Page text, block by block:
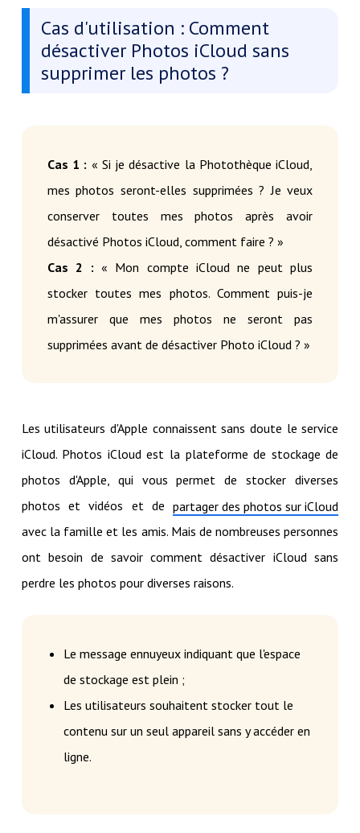
Cas d'utilisation : Comment
désactiver Photos iCloud sans
supprimer les photos ?
Cas 1 : « Si je désactive la Photothèque iCloud,
mes photos seront-elles supprimées ? Je veux
conserver toutes mes photos après avoir
désactivé Photos iCloud, comment faire ? »
Cas 2 : « Mon compte iCloud ne peut plus
stocker toutes mes photos. Comment puis-je
m'assurer que mes photos ne seront pas
supprimées avant de désactiver Photo iCloud ? »
Les utilisateurs d'Apple connaissent sans doute le service
iCloud. Photos iCloud est la plateforme de stockage de
photos d'Apple, qui vous permet de stocker diverses
photos et vidéos et departager des photos sur iCloud
avec la famille et les amis. Mais de nombreuses personnes
ont besoin de savoir comment désactiver iCloud sans
perdre les photos pour diverses raisons.
Le message ennuyeux indiquant que l'espace
de stockage est plein ;
Les utilisateurs souhaitent stocker tout le
contenu sur un seul appareil sans y accéder en
ligne.